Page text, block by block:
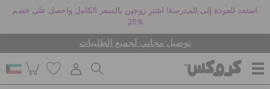
استعد للعودة إلى المدرسة! اشترِ زوجين بالسعر الكامل واحصل على خصم
25%
توصيل مجاني لجميع الطلبيات